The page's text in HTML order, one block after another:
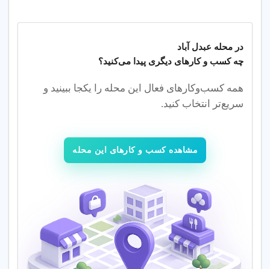
در محله عبدل آباد
چه کسب‌ و کارهای دیگری پیدا می‌کنید؟
همه کسب‌وکارهای فعال این محله را یکجا ببینید و
سریع‌تر انتخاب کنید.
مشاهده کسب و کارهای این محله